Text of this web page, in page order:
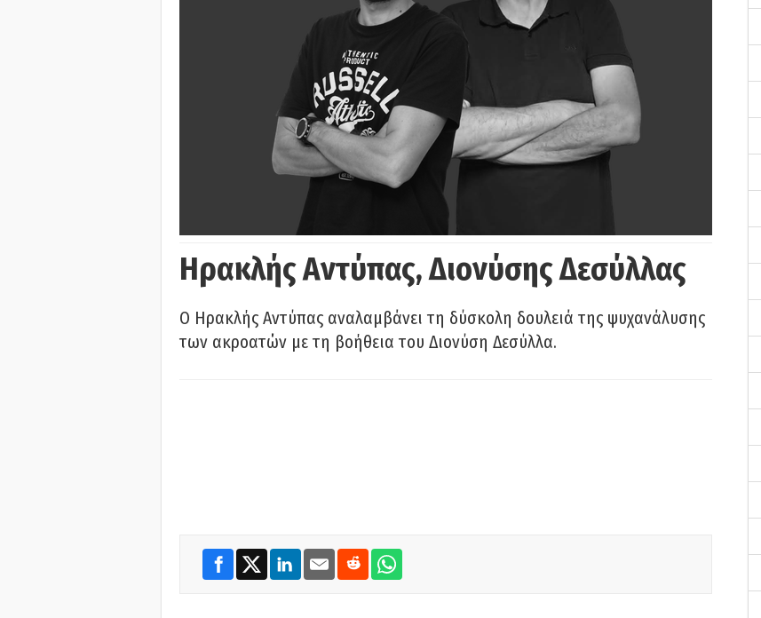
Ηρακλής Αντύπας, Διονύσης Δεσύλλας
Ο Ηρακλής Αντύπας αναλαμβάνει τη δύσκολη δουλειά της ψυχανάλυσης
των ακροατών με τη βοήθεια του Διονύση Δεσύλλα.